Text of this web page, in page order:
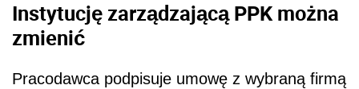
Instytucję zarządzającą PPK można
zmienić
Pracodawca podpisuje umowę z wybraną firmą